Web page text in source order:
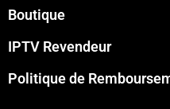
Boutique
IPTV Revendeur
Politique de